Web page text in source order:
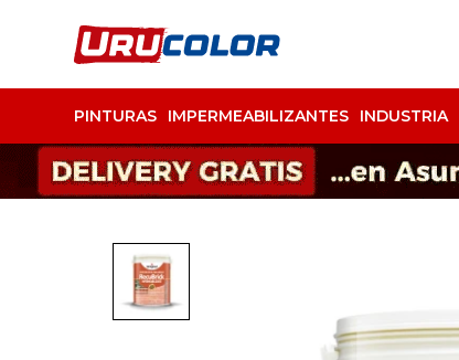
PINTURAS IMPERMEABILIZANTES INDUSTRIA